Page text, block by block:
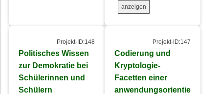
anzeigen
Projekt-ID:148
Politisches Wissen
zur Demokratie bei
Schülerinnen und
Schülern
Projekt-ID:147
Codierung und
Kryptologie-
Facetten einer
anwendungsorientie